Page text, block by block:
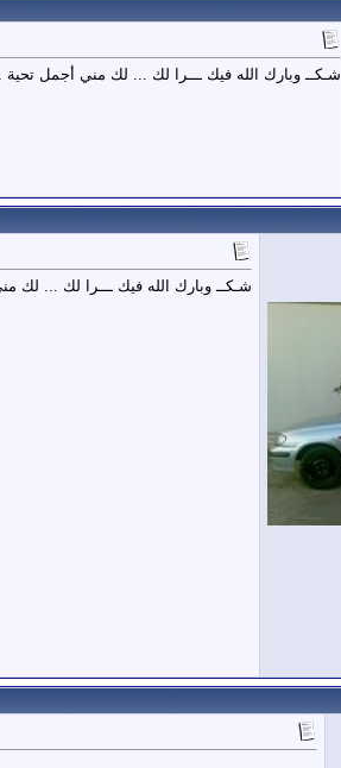
شـكــ وبارك الله فيك ـــرا لك ... لك مني أجمل تحية .
شـكــ وبارك الله فيك ـــرا لك ...